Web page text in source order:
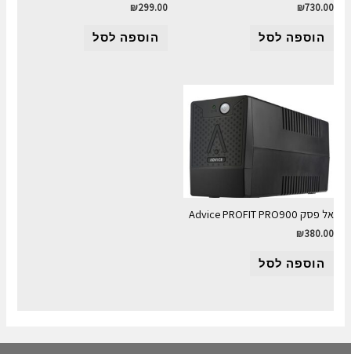
₪730.00
הוספה לסל
₪299.00
הוספה לסל
אל פסק Advice PROFIT PRO900
₪380.00
הוספה לסל